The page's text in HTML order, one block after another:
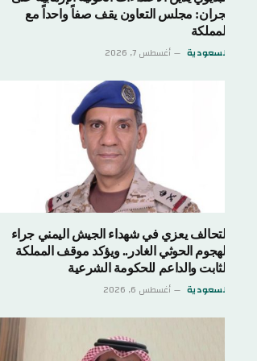
مجلس التعاون يقف صفاً واحداً مع
أغسطس 7, 2026
يعزي في شهداء الجيش اليمني جراء
الحوثي الغادر.. ويؤكد موقف المملكة
والداعم للحكومة الشرعية
أغسطس 6, 2026